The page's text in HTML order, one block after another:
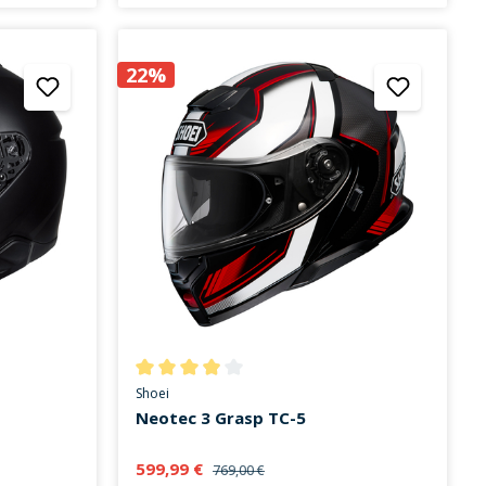
5 von 5 Sternen
22%
Durchschnittliche Bewertung von 3.9 von 5
Shoei
Neotec 3 Grasp TC-5
599,99 € 769,00 €